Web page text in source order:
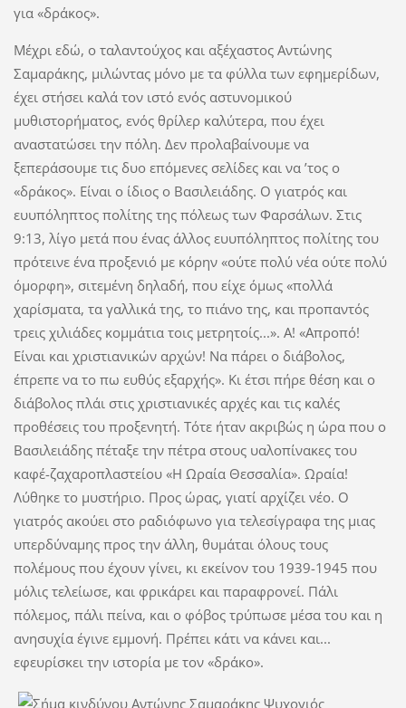
για «δράκος».
Μέχρι εδώ, ο ταλαντούχος και αξέχαστος Αντώνης
Σαμαράκης, μιλώντας μόνο με τα φύλλα των εφημερίδων,
έχει στήσει καλά τον ιστό ενός αστυνομικού
μυθιστορήματος, ενός θρίλερ καλύτερα, που έχει
αναστατώσει την πόλη. Δεν προλαβαίνουμε να
ξεπεράσουμε τις δυο επόμενες σελίδες και να ’τος ο
«δράκος». Είναι ο ίδιος ο Βασιλειάδης. Ο γιατρός και
ευυπόληπτος πολίτης της πόλεως των Φαρσάλων. Στις
9:13, λίγο μετά που ένας άλλος ευυπόληπτος πολίτης του
πρότεινε ένα προξενιό με κόρην «ούτε πολύ νέα ούτε πολύ
όμορφη», σιτεμένη δηλαδή, που είχε όμως «πολλά
χαρίσματα, τα γαλλικά της, το πιάνο της, και προπαντός
τρεις χιλιάδες κομμάτια τοις μετρητοίς...». Α! «Απροπό!
Είναι και χριστιανικών αρχών! Να πάρει ο διάβολος,
έπρεπε να το πω ευθύς εξαρχής». Κι έτσι πήρε θέση και ο
διάβολος πλάι στις χριστιανικές αρχές και τις καλές
προθέσεις του προξενητή. Τότε ήταν ακριβώς η ώρα που ο
Βασιλειάδης πέταξε την πέτρα στους υαλοπίνακες του
καφέ-ζαχαροπλαστείου «Η Ωραία Θεσσαλία». Ωραία!
Λύθηκε το μυστήριο. Προς ώρας, γιατί αρχίζει νέο. Ο
γιατρός ακούει στο ραδιόφωνο για τελεσίγραφα της μιας
υπερδύναμης προς την άλλη, θυμάται όλους τους
πολέμους που έχουν γίνει, κι εκείνον του 1939-1945 που
μόλις τελείωσε, και φρικάρει και παραφρονεί. Πάλι
πόλεμος, πάλι πείνα, και ο φόβος τρύπωσε μέσα του και η
ανησυχία έγινε εμμονή. Πρέπει κάτι να κάνει και...
εφευρίσκει την ιστορία με τον «δράκο».